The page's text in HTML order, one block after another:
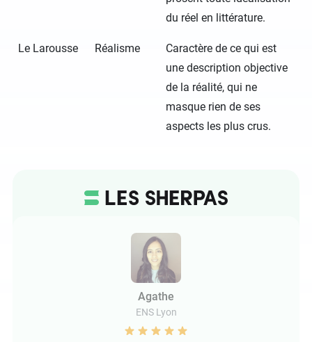
du réel en littérature.
Le Larousse Réalisme
Caractère de ce qui est
une description objective
de la réalité, qui ne
masque rien de ses
aspects les plus crus.
Agathe
ENS Lyon